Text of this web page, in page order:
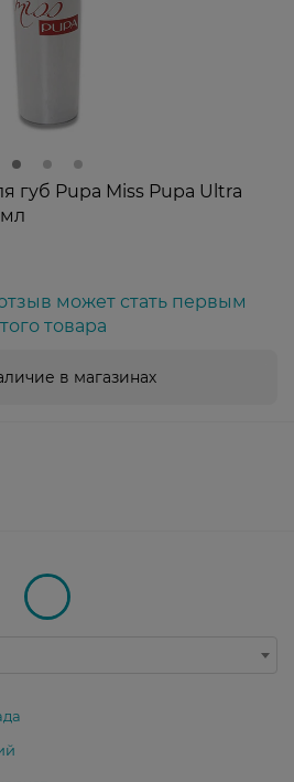
губ Pupa Miss Pupa Ultra
может стать первым
товара
в магазинах